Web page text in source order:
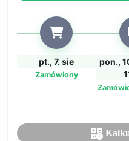
pt., 7. sie
Zamówiony
pon.,